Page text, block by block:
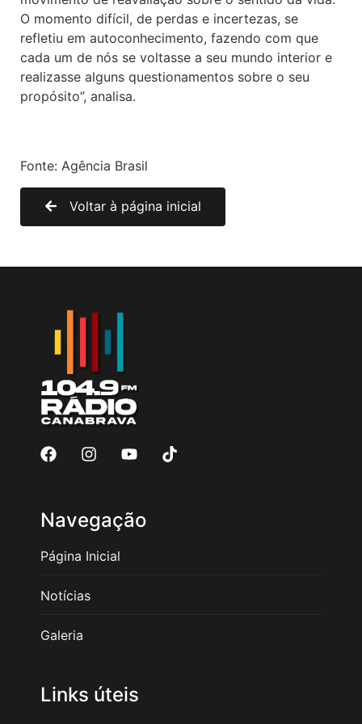
O momento difícil, de perdas e incertezas, se
refletiu em autoconhecimento, fazendo com que
cada um de nós se voltasse a seu mundo interior e
realizasse alguns questionamentos sobre o seu
propósito”, analisa.
Fonte: Agência Brasil
Voltar à página inicial
Navegação
Página Inicial
Notícias
Galeria
Links úteis